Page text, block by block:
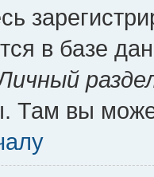
в базе
Там вы